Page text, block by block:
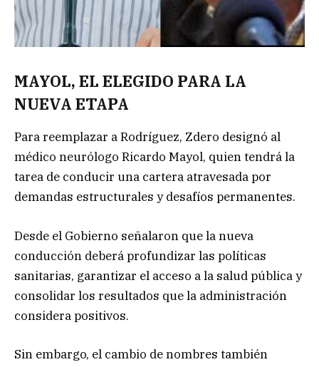
MAYOL, EL ELEGIDO PARA LA
NUEVA ETAPA
Para reemplazar a Rodríguez, Zdero designó al
médico neurólogo Ricardo Mayol, quien tendrá la
tarea de conducir una cartera atravesada por
demandas estructurales y desafíos permanentes.
Desde el Gobierno señalaron que la nueva
conducción deberá profundizar las políticas
sanitarias, garantizar el acceso a la salud pública y
consolidar los resultados que la administración
considera positivos.
Sin embargo, el cambio de nombres también